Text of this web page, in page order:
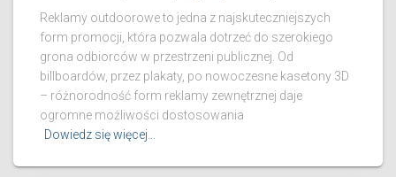
Reklamy outdoorowe to jedna z najskuteczniejszych
form promocji, która pozwala dotrzeć do szerokiego
grona odbiorców w przestrzeni publicznej. Od
billboardów, przez plakaty, po nowoczesne kasetony 3D
– różnorodność form reklamy zewnętrznej daje
ogromne możliwości dostosowania
Dowiedz się więcej…